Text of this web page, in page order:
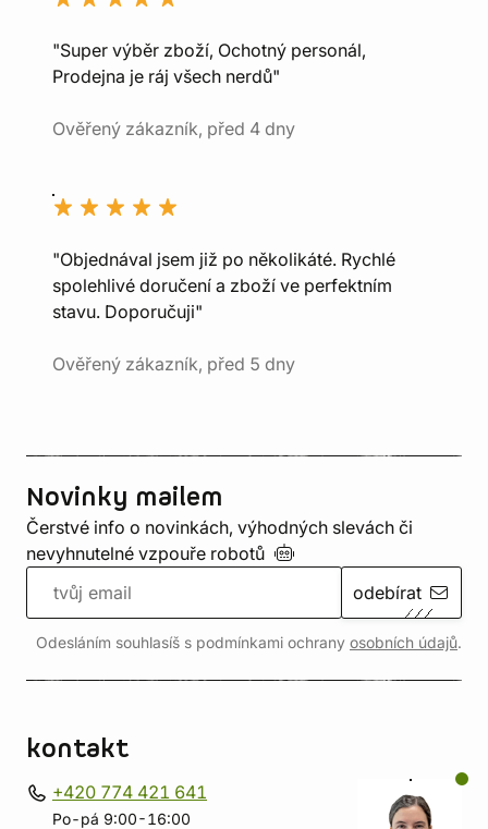
"Super výběr zboží, Ochotný personál,
Prodejna je ráj všech nerdů"
Ověřený zákazník, před 4 dny
"Objednával jsem již po několikáté. Rychlé
spolehlivé doručení a zboží ve perfektním
stavu. Doporučuji"
Ověřený zákazník, před 5 dny
Novinky mailem
Čerstvé info o novinkách, výhodných slevách či
nevyhnutelné vzpouře robotů
odebírat
Odesláním souhlasíš s podmínkami ochrany osobních údajů.
kontakt
+420 774 421 641
Po-pá 9:00-16:00